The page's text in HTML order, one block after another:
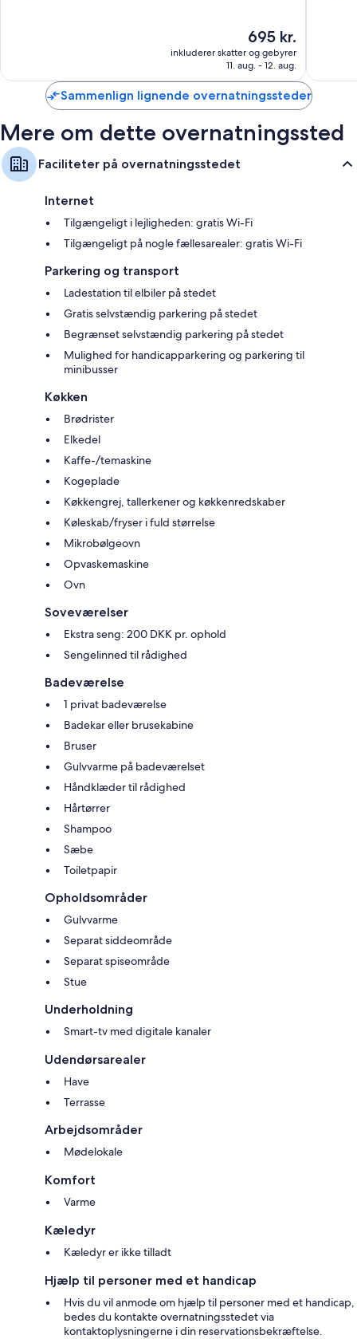
Prisen
er
695 kr.
695 kr.
inkluderer skatter og gebyrer
11. aug. - 12. aug.
Sammenlign lignende overnatningssteder
Mere om dette overnatningssted
Faciliteter på overnatningsstedet
Internet
Tilgængeligt i lejligheden: gratis Wi-Fi
Tilgængeligt på nogle fællesarealer: gratis Wi-Fi
Parkering og transport
Ladestation til elbiler på stedet
Gratis selvstændig parkering på stedet
Begrænset selvstændig parkering på stedet
Mulighed for handicapparkering og parkering til
minibusser
Køkken
Brødrister
Elkedel
Kaffe-/temaskine
Kogeplade
Køkkengrej, tallerkener og køkkenredskaber
Køleskab/fryser i fuld størrelse
Mikrobølgeovn
Opvaskemaskine
Ovn
Soveværelser
Ekstra seng: 200 DKK pr. ophold
Sengelinned til rådighed
Badeværelse
1 privat badeværelse
Badekar eller brusekabine
Bruser
Gulvvarme på badeværelset
Håndklæder til rådighed
Hårtørrer
Shampoo
Sæbe
Toiletpapir
Opholdsområder
Gulvvarme
Separat siddeområde
Separat spiseområde
Stue
Underholdning
Smart-tv med digitale kanaler
Udendørsarealer
Have
Terrasse
Arbejdsområder
Mødelokale
Komfort
Varme
Kæledyr
Kæledyr er ikke tilladt
Hjælp til personer med et handicap
Hvis du vil anmode om hjælp til personer med et handicap,
bedes du kontakte overnatningsstedet via
kontaktoplysningerne i din reservationsbekræftelse.